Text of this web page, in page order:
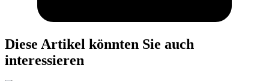
Diese Artikel könnten Sie auch
interessieren